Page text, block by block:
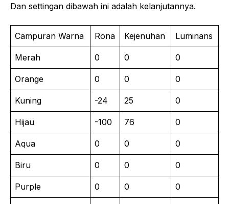
Dan settingan dibawah ini adalah kelanjutannya.
Campuran Warna Rona Kejenuhan Luminans
Merah 0 0 0
Orange 0 0 0
Kuning -24 25 0
Hijau -100 76 0
Aqua 0 0 0
Biru 0 0 0
Purple 0 0 0